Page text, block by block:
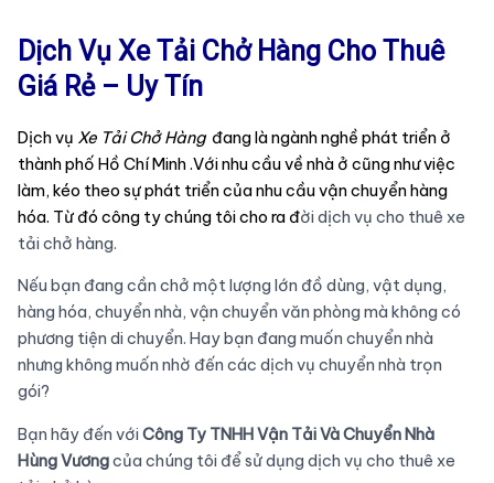
Dịch Vụ Xe Tải Chở Hàng Cho Thuê
Giá Rẻ – Uy Tín
Dịch vụ Xe Tải Chở Hàng đang là ngành nghề phát triển ở
thành phố Hồ Chí Minh .Với nhu cầu về nhà ở cũng như việc
làm, kéo theo sự phát triển của nhu cầu vận chuyển hàng
hóa. Từ đó công ty chúng tôi cho ra đời dịch vụ cho thuê xe
tải chở hàng.
Nếu bạn đang cần chở một lượng lớn đồ dùng, vật dụng,
hàng hóa, chuyển nhà, vận chuyển văn phòng mà không có
phương tiện di chuyển. Hay bạn đang muốn chuyển nhà
nhưng không muốn nhờ đến các dịch vụ chuyển nhà trọn
gói?
Bạn hãy đến vớiCông Ty TNHH Vận Tải Và Chuyển Nhà
Hùng Vươngcủa chúng tôi để sử dụng dịch vụ cho thuê xe